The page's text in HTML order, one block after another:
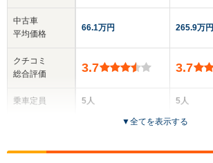
中古車
平均価格
クチコミ
総合評価
乗車定員
66.1万円
3.7
5人
265.9万円
3.7
5人
4ドア
▼全てを表示する